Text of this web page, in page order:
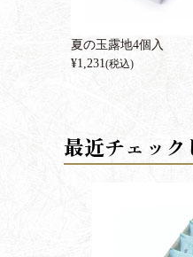
夏の玉露地4個入
¥1,231(税込)